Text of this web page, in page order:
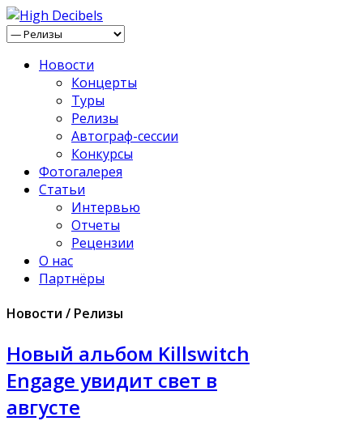
Новости
Концерты
Туры
Релизы
Автограф-сессии
Конкурсы
Фотогалерея
Статьи
Интервью
Отчеты
Рецензии
О нас
Партнёры
Новости / Релизы
Новый альбом Killswitch
Engage увидит свет в
августе